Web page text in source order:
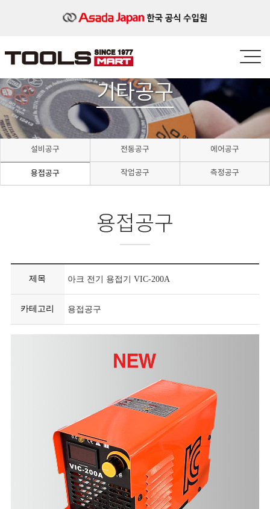
기타공구
설비공구 전동공구 에어공구
용접공구 작업공구 측정공구
용접공구
제목 아크 전기 용접기 VIC-200A
카테고리 용접공구